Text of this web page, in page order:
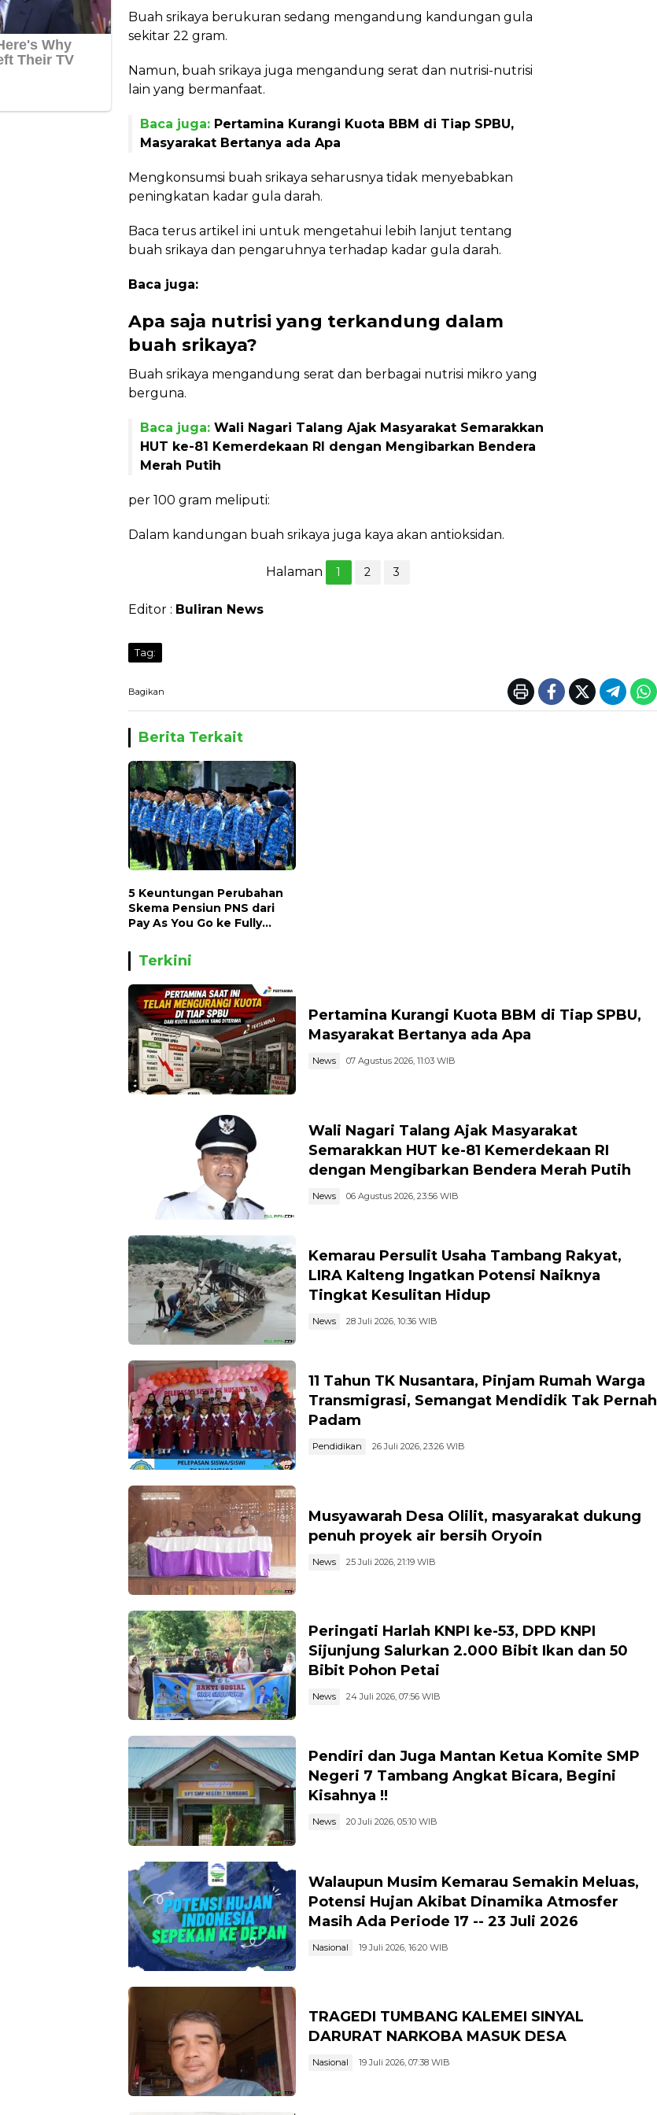
Buah srikaya berukuran sedang mengandung kandungan gula
sekitar 22 gram.
Namun, buah srikaya juga mengandung serat dan nutrisi-nutrisi
lain yang bermanfaat.
Baca juga: Pertamina Kurangi Kuota BBM di Tiap SPBU,
Masyarakat Bertanya ada Apa
Mengkonsumsi buah srikaya seharusnya tidak menyebabkan
peningkatan kadar gula darah.
Baca terus artikel ini untuk mengetahui lebih lanjut tentang
buah srikaya dan pengaruhnya terhadap kadar gula darah.
Baca juga:
Apa saja nutrisi yang terkandung dalam
buah srikaya?
Buah srikaya mengandung serat dan berbagai nutrisi mikro yang
berguna.
Baca juga: Wali Nagari Talang Ajak Masyarakat Semarakkan
HUT ke-81 Kemerdekaan RI dengan Mengibarkan Bendera
Merah Putih
per 100 gram meliputi:
Dalam kandungan buah srikaya juga kaya akan antioksidan.
Halaman 1 2 3
Editor : Buliran News
Tag:
Bagikan
Berita Terkait
5 Keuntungan Perubahan
Skema Pensiun PNS dari
Pay As You Go ke Fully
Terkini
Pertamina Kurangi Kuota BBM di Tiap SPBU,
Masyarakat Bertanya ada Apa
News 07 Agustus 2026, 11:03 WIB
Wali Nagari Talang Ajak Masyarakat
Semarakkan HUT ke-81 Kemerdekaan RI
dengan Mengibarkan Bendera Merah Putih
News 06 Agustus 2026, 23:56 WIB
Kemarau Persulit Usaha Tambang Rakyat,
LIRA Kalteng Ingatkan Potensi Naiknya
Tingkat Kesulitan Hidup
News 28 Juli 2026, 10:36 WIB
11 Tahun TK Nusantara, Pinjam Rumah Warga
Transmigrasi, Semangat Mendidik Tak Pernah
Padam
Pendidikan 26 Juli 2026, 23:26 WIB
Musyawarah Desa Olilit, masyarakat dukung
penuh proyek air bersih Oryoin
News 25 Juli 2026, 21:19 WIB
Peringati Harlah KNPI ke-53, DPD KNPI
Sijunjung Salurkan 2.000 Bibit Ikan dan 50
Bibit Pohon Petai
News 24 Juli 2026, 07:56 WIB
Pendiri dan Juga Mantan Ketua Komite SMP
Negeri 7 Tambang Angkat Bicara, Begini
Kisahnya !!
News 20 Juli 2026, 05:10 WIB
Walaupun Musim Kemarau Semakin Meluas,
Potensi Hujan Akibat Dinamika Atmosfer
Masih Ada Periode 17 -- 23 Juli 2026
Nasional 19 Juli 2026, 16:20 WIB
TRAGEDI TUMBANG KALEMEI SINYAL
DARURAT NARKOBA MASUK DESA
Nasional 19 Juli 2026, 07:38 WIB